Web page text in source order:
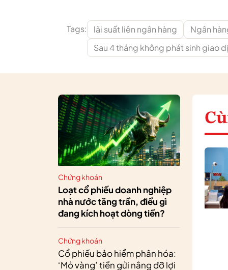
Tags: lãi suất liên ngân hàng
Ngân
Sau 4 tháng không phát sinh giao
Chứng khoán
Loạt cổ phiếu doanh nghiệp
nhà nước tăng trần, điều gì
đang kích hoạt dòng tiền?
Chứng khoán
Cổ phiếu bảo hiểm phân hóa:
‘Mỏ vàng’ tiền gửi nâng đỡ lợi